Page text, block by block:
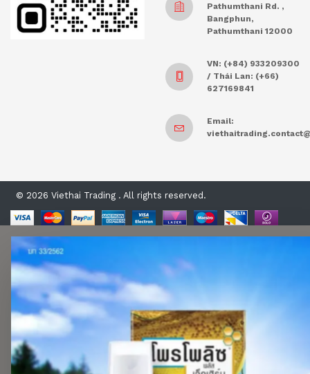
Pathumthani Rd. ,
Bangphun,
Pathumthani 12000
VN: (+84) 933209300
/ Thái Lan: (+66)
627169841
Email:
© 2026 Viethai Trading . All rights reserved.